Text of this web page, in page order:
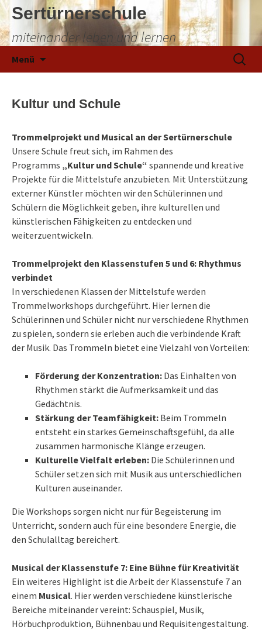
Sertürnerschule
miteinander leben und lernen
Menü
Suchen
nach:
Kultur und Schule
Trommelprojekt und Musical an der Sertürnerschule
Unsere Schule freut sich, im Rahmen des
Programms „Kultur und Schule“ spannende und kreative
Projekte für die Mittelstufe anzubieten. Mit Unterstützung
externer Künstler möchten wir den Schülerinnen und
Schülern die Möglichkeit geben, ihre kulturellen und
künstlerischen Fähigkeiten zu entdecken und
weiterzuentwickeln.
Trommelprojekt den Klassenstufen 5 und 6: Rhythmus
verbindet
In verschiedenen Klassen der Mittelstufe werden
Trommelworkshops durchgeführt. Hier lernen die
Schülerinnen und Schüler nicht nur verschiedene Rhythmen
zu spielen, sondern sie erleben auch die verbindende Kraft
der Musik. Das Trommeln bietet eine Vielzahl von Vorteilen:
Förderung der Konzentration: Das Einhalten von
Rhythmen stärkt die Aufmerksamkeit und das
Gedächtnis.
Stärkung der Teamfähigkeit: Beim Trommeln
entsteht ein starkes Gemeinschaftsgefühl, da alle
zusammen harmonische Klänge erzeugen.
Kulturelle Vielfalt erleben: Die Schülerinnen und
Schüler setzen sich mit Musik aus unterschiedlichen
Kulturen auseinander.
Die Workshops sorgen nicht nur für Begeisterung im
Unterricht, sondern auch für eine besondere Energie, die
den Schulalltag bereichert.
Musical der Klassenstufe 7: Eine Bühne für Kreativität
Ein weiteres Highlight ist die Arbeit der Klassenstufe 7 an
einem Musical. Hier werden verschiedene künstlerische
Bereiche miteinander vereint: Schauspiel, Musik,
Hörbuchproduktion, Bühnenbau und Requisitengestaltung.